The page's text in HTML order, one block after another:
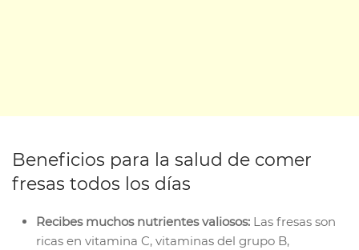
Beneficios para la salud de comer
fresas todos los días
Recibes muchos nutrientes valiosos: Las fresas son
ricas en vitamina C, vitaminas del grupo B,